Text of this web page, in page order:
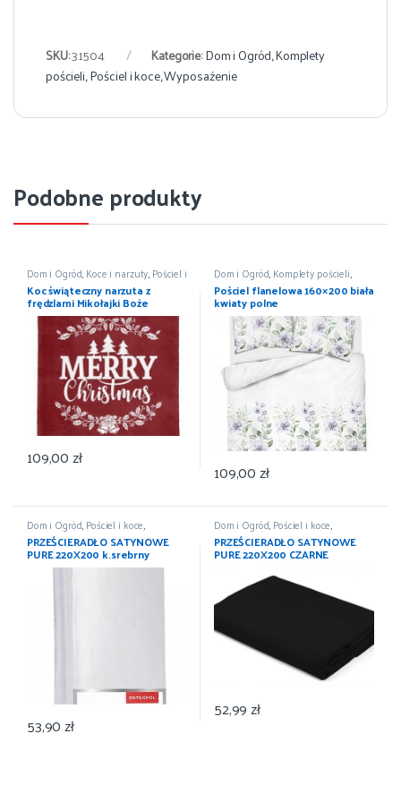
SKU:31504 Kategorie:Dom i Ogród,Komplety
pościeli,Pościel i koce,Wyposażenie
Podobne produkty
Dom i Ogród, Koce i narzuty, Pościel i
koce,Wyposażenie
Koc świąteczny narzuta z
frędzlami Mikołajki Boże
Narodzenie 150×200
109,00zł
Dom i Ogród, Komplety pościeli,
Pościel i koce ,Wyposażenie
Pościel flanelowa 160×200 biała
kwiaty polne
109,00zł
Dom i Ogród, Pościel i koce,
Prześcieradła,Wyposażenie
PRZEŚCIERADŁO SATYNOWE
PURE 220X200 k.srebrny
DETEXPOL
53,90zł
Dom i Ogród, Pościel i koce,
Prześcieradła,Wyposażenie
PRZEŚCIERADŁO SATYNOWE
PURE 220X200 CZARNE
52,99zł